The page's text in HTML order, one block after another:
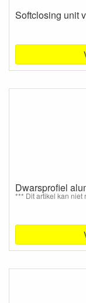
Softclosing unit
Dwarsprofiel
*** Dit artikel kan niet